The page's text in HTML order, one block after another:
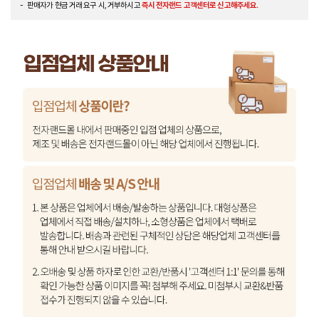
판매자가 현금 거래 요구 시, 거부하시고즉시 전자랜드 고객센터로 신고해주세요.